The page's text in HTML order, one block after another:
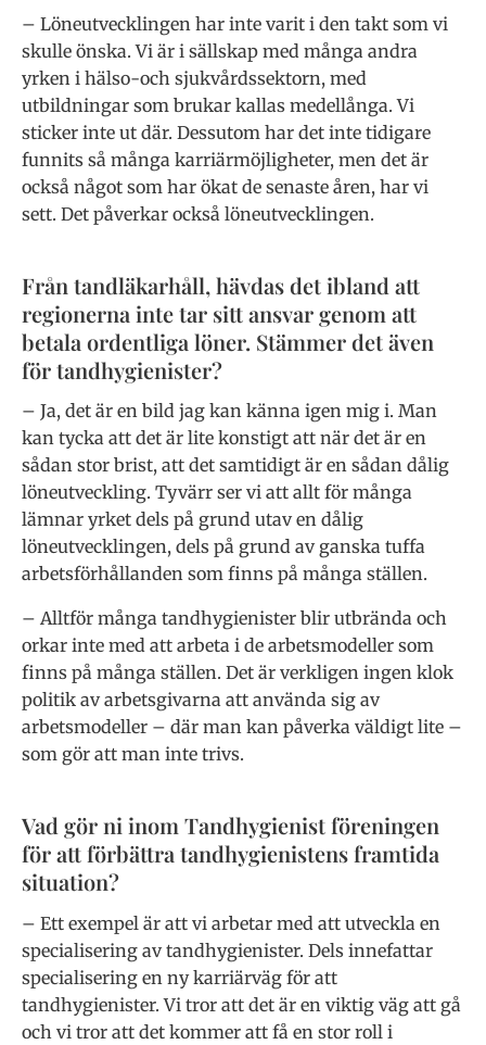
– Löneutvecklingen har inte varit i den takt som vi
skulle önska. Vi är i sällskap med många andra
yrken i hälso-och sjukvårdssektorn, med
utbildningar som brukar kallas medellånga. Vi
sticker inte ut där. Dessutom har det inte tidigare
funnits så många karriärmöjligheter, men det är
också något som har ökat de senaste åren, har vi
sett. Det påverkar också löneutvecklingen.
Från tandläkarhåll, hävdas det ibland att
regionerna inte tar sitt ansvar genom att
betala ordentliga löner. Stämmer det även
för tandhygienister?
– Ja, det är en bild jag kan känna igen mig i. Man
kan tycka att det är lite konstigt att när det är en
sådan stor brist, att det samtidigt är en sådan dålig
löneutveckling. Tyvärr ser vi att allt för många
lämnar yrket dels på grund utav en dålig
löneutvecklingen, dels på grund av ganska tuffa
arbetsförhållanden som finns på många ställen.
– Alltför många tandhygienister blir utbrända och
orkar inte med att arbeta i de arbetsmodeller som
finns på många ställen. Det är verkligen ingen klok
politik av arbetsgivarna att använda sig av
arbetsmodeller – där man kan påverka väldigt lite –
som gör att man inte trivs.
Vad gör ni inom Tandhygienist föreningen
för att förbättra tandhygienistens framtida
situation?
– Ett exempel är att vi arbetar med att utveckla en
specialisering av tandhygienister. Dels innefattar
specialisering en ny karriärväg för att
tandhygienister. Vi tror att det är en viktig väg att gå
och vi tror att det kommer att få en stor roll i